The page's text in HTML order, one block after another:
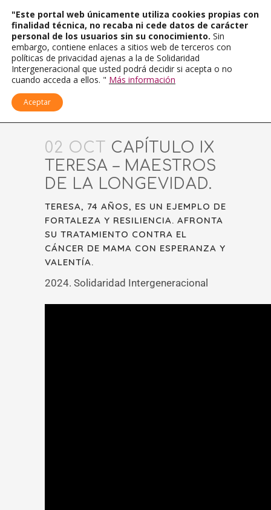
02 OCT
CAPÍTULO IX
TERESA – MAESTROS
DE LA LONGEVIDAD.
TERESA, 74 AÑOS, ES UN EJEMPLO DE
FORTALEZA Y RESILIENCIA. AFRONTA
SU TRATAMIENTO CONTRA EL
CÁNCER DE MAMA CON ESPERANZA Y
VALENTÍA.
2024. Solidaridad Intergeneracional
"Este portal web únicamente utiliza cookies propias con
finalidad técnica, no recaba ni cede datos de carácter
personal de los usuarios sin su conocimiento. Sin
embargo, contiene enlaces a sitios web de terceros con
políticas de privacidad ajenas a la de Solidaridad
Intergeneracional que usted podrá decidir si acepta o no
cuando acceda a ellos. " Más información
Aceptar